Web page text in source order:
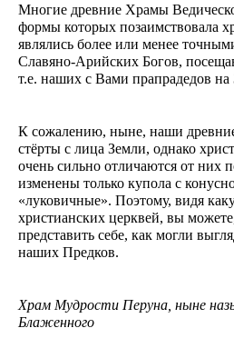
Многие древние Храмы
формы которых позаимствовала
являлись более или менее
Славяно-Арийских Богов,
т.е. наших с Вами прапрадедов на
К сожалению, ныне, наши
стёрты с лица Земли, однако
очень сильно отличаются от них
изменены только купола с
«луковичные». Поэтому, видя
христианских церквей, вы
представить себе, как могли
наших Предков.
Храм Мудрости Перуна, ныне
Блаженного